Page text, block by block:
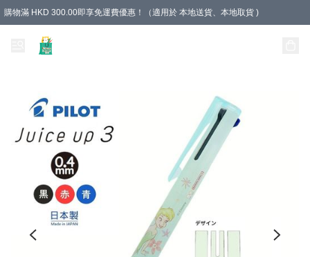
購物滿 HKD 300.00即享免運費優惠！（適用於 本地送貨、本地取貨 )